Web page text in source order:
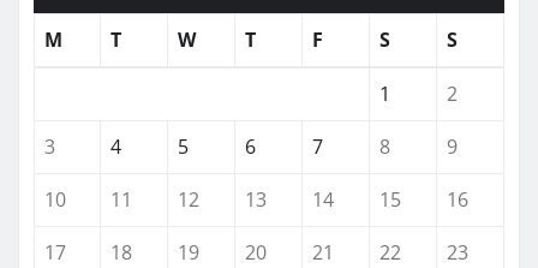
M
T W T F S S
1
2
3
4 5 6 7 8
9
10
11 12 13 14 15
16
17
18 19 20 21 22
23